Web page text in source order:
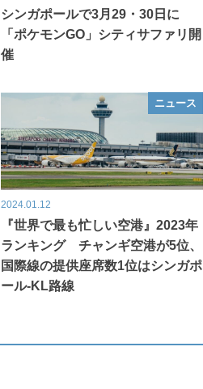
シンガポールで3月29・30日に
「ポケモンGO」シティサファリ開
催
ニュース
2024.01.12
『世界で最も忙しい空港』2023年
ランキング チャンギ空港が5位、
国際線の提供座席数1位はシンガポ
ール‐KL路線